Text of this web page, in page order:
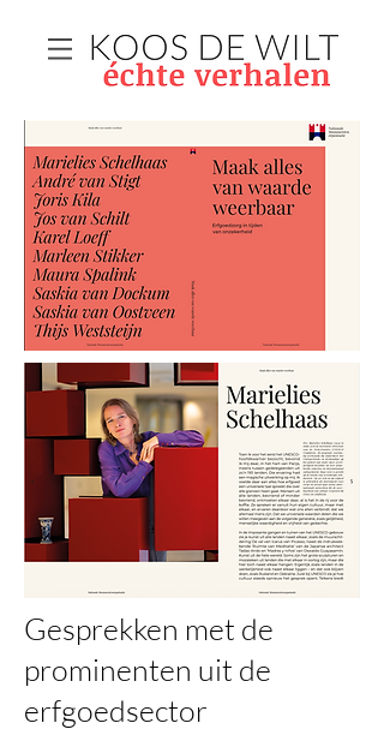
Gesprekken met de
prominenten uit de
erfgoedsector